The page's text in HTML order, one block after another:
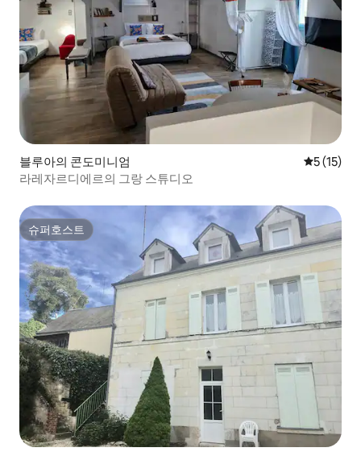
블루아의 콘도미니엄 평점 5점
5 (15)
라레자르디에르의 그랑 스튜디오
슈퍼호스트
슈퍼호스트